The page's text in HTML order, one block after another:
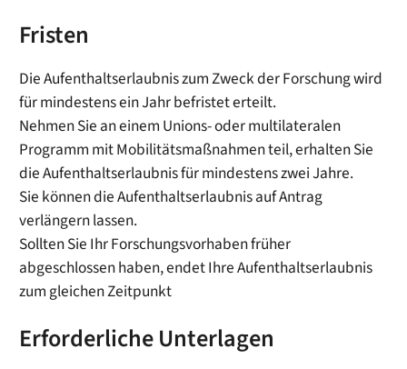
Fristen
Die Aufenthaltserlaubnis zum Zweck der Forschung wird
für mindestens ein Jahr befristet erteilt.
Nehmen Sie an einem Unions- oder multilateralen
Programm mit Mobilitätsmaßnahmen teil, erhalten Sie
die Aufenthaltserlaubnis für mindestens zwei Jahre.
Sie können die Aufenthaltserlaubnis auf Antrag
verlängern lassen.
Sollten Sie Ihr Forschungsvorhaben früher
abgeschlossen haben, endet Ihre Aufenthaltserlaubnis
zum gleichen Zeitpunkt
Erforderliche Unterlagen